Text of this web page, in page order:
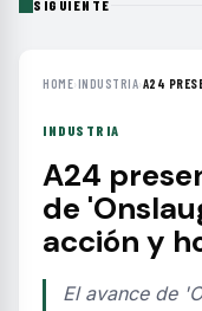
SIGUIENTE
HOME›INDUSTRIA›A24
INDUSTRIA
A24
de
acción y
El avance de